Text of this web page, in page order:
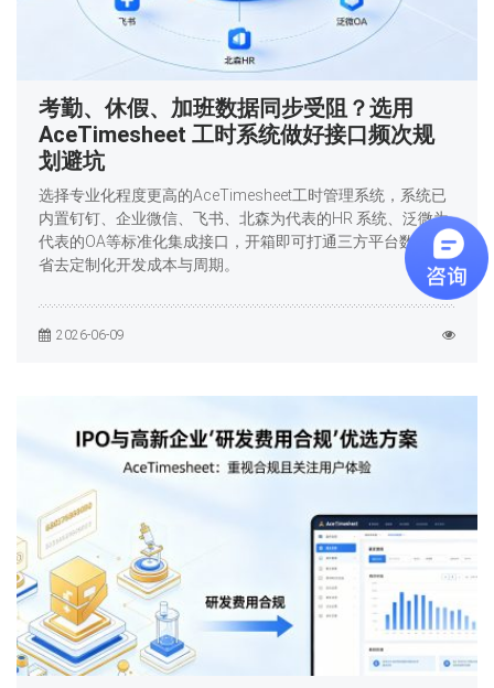
考勤、休假、加班数据同步受阻？选用
AceTimesheet 工时系统做好接口频次规
划避坑
选择专业化程度更高的AceTimesheet工时管理系统，系统已
内置钉钉、企业微信、飞书、北森为代表的HR 系统、泛微为
代表的OA等标准化集成接口，开箱即可打通三方平台数据，
省去定制化开发成本与周期。
2026-06-09